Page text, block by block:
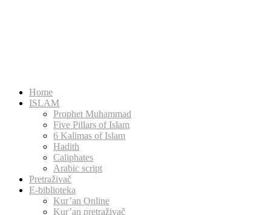
Home
ISLAM
Prophet Muhammad
Five Pillars of Islam
6 Kalimas of Islam
Hadith
Caliphates
Arabic script
Pretraživač
E-biblioteka
Kur’an Online
Kur’an pretraživač